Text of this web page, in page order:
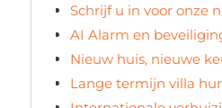
Schrijf u in voor onze
AI Alarm en
Nieuw huis, nieuwe
Lange termijn villa